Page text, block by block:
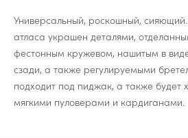
Универсальный, роскошный, сияющий.
атласа украшен деталями,
фестонным кружевом, нашитым в
сзади, а также регулируемыми
подходит под пиджак, а также будет
мягкими пуловерами и кардиганами.